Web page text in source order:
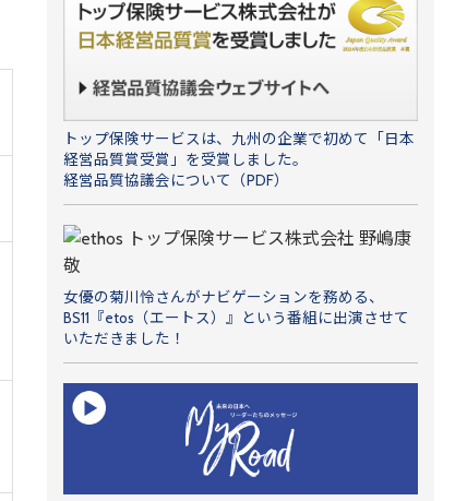
トップ保険サービスは、九州の企業で初めて「日本
経営品質賞受賞」を受賞しました。
経営品質協議会について（PDF）
女優の菊川怜さんがナビゲーションを務める、
BS11『etos（エートス）』という番組に出演させて
いただきました！